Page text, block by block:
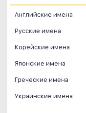
Английские имена
Русские имена
Корейские имена
Японские имена
Греческие имена
Украинские имена